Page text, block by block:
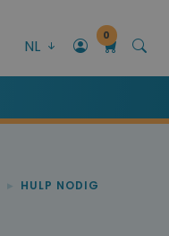
NL
0
HULP NODIG